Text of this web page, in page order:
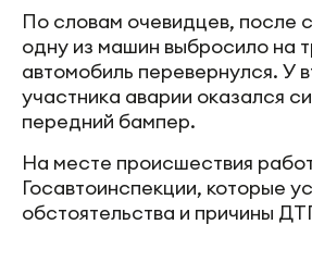
По словам очевидцев, после
одну из машин выбросило на
автомобиль перевернулся. У
участника аварии оказался
передний бампер.
На месте происшествия
Госавтоинспекции, которые
обстоятельства и причины